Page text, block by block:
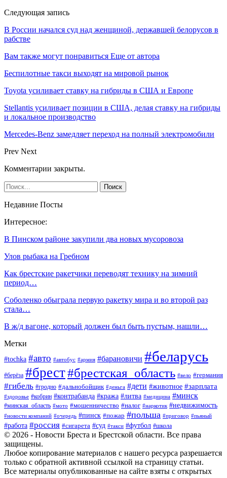
Следующая запись
В России начался суд над женщиной, державшей белорусов в
рабстве
Вам также могут понравиться Еще от автора
Беспилотные такси выходят на мировой рынок
Toyota усиливает ставку на гибриды в США и Европе
Stellantis усиливает позиции в США, делая ставку на гибриды
и локальное производство
Mercedes-Benz замедляет переход на полный электромобили
Prev Next
Комментарии закрыты.
Недавние Посты
Интересное:
В Пинском районе закупили два новых мусоровоза
Улов рыбака на Гребном
Как брестские ракетчики переводят технику на зимний
период…
Соболенко обыграла первую ракетку мира и во второй раз
стала…
В ж/д вагоне, который должен был быть пустым, нашли…
Метки
#tochka #авто #автобус #армия #барановичи #беларусь
#берёза #брест#брестская_область #вело #германия
#гибель #гродно #дальнобойщик #деньга #дети #животное #зарплата
#здоровье #кобрин #контрабанда #кража #литва #медицина #минск
#минская_область #мото #мошенничество #налог #наркотик #недвижимость
#новости компаний #очередь #пинск #пожар #польша #приговор #пьяный
#работа #россия #сигарета #суд #такси #футбол #школа
© 2026 - Новости Бреста и Брестской области. Все права
защищены.
Любое копирование материалов с нашего ресурса разрешается
только с обратной активной ссылкой на страницу статьи.
Все материалы опубликованные на сайте взяты с открытых